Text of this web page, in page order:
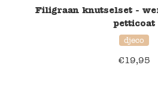
Filigraan knutselset -
petticoat
djeco
€19,95